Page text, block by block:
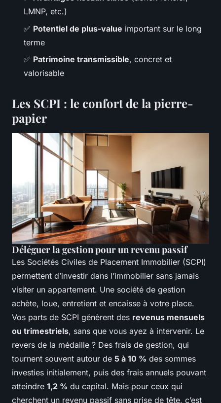
LMNP, etc.)
✅ Potentiel de plus-value important sur le long
terme
✅ Patrimoine transmissible, concret et
valorisable
Les SCPI : le confort de la pierre-
papier
Déléguer la gestion pour un revenu passif
Les Sociétés Civiles de Placement Immobilier (SCPI)
permettent d’investir dans l’immobilier sans jamais
visiter un appartement. Une société de gestion
achète, loue, entretient et encaisse à votre place.
Vos parts de SCPI génèrent des revenus mensuels
ou trimestriels, sans que vous ayez à intervenir. Le
revers de la médaille ? Des frais de gestion, qui
tournent souvent autour de 5 à 10 % des sommes
investies initialement, puis des frais annuels pouvant
atteindre 1,2 % du capital. Mais pour ceux qui
cherchent un revenu passif sans prise de tête, c’est